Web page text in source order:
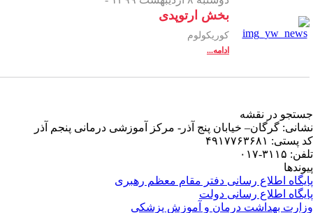
آموزشی درمانی پنجم آذر
رهبری